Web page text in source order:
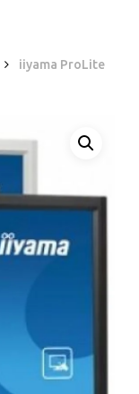
iiyama ProLite